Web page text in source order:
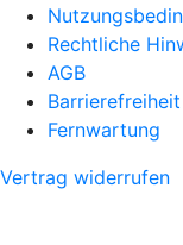
Rechtliche
AGB
Barrierefreiheit
Fernwartung
Vertrag widerrufen